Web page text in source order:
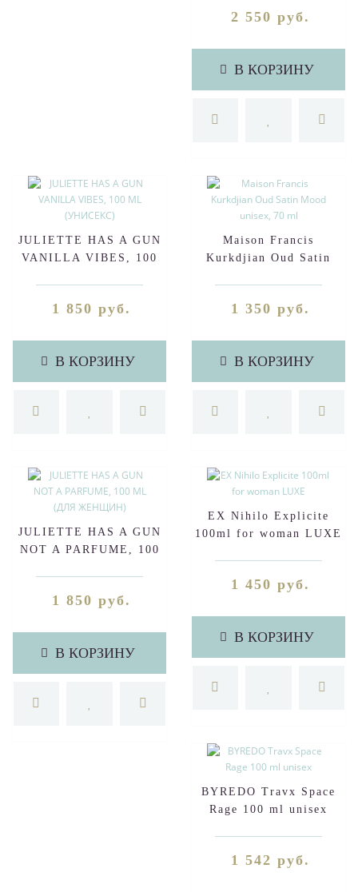
2 550 руб.
В КОРЗИНУ
JULIETTE HAS A GUN
VANILLA VIBES, 100
1 850 руб.
В КОРЗИНУ
Maison Francis
Kurkdjian Oud Satin
1 350 руб.
В КОРЗИНУ
JULIETTE HAS A GUN
NOT A PARFUME, 100
1 850 руб.
В КОРЗИНУ
EX Nihilo Explicite
100ml for woman LUXE
1 450 руб.
В КОРЗИНУ
BYREDO Travx Space
Rage 100 ml unisex
1 542 руб.